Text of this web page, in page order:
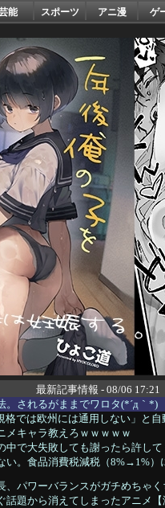
能 スポーツ アニ漫 ゲ
最新記事情報 - 08/06 17:21
。されるがままでワロタ(*´д｀*)
格では欧州には通用しない」と自
メキャラ教えろｗｗｗｗｗ
中で大失敗しても謝ったら許し
い。食品消費税減税（8%→1%）
、パワーバランスがガチめちゃく
題から消えてしまったアニメ【